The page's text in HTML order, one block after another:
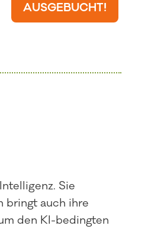
AUSGEBUCHT!
Sie
bringt auch ihre
den KI-bedingten